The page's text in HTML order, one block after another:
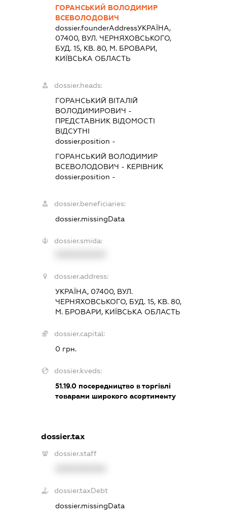
ГОРАНСЬКИЙ ВОЛОДИМИР
ВСЕВОЛОДОВИЧ
dossier.founderAddressУКРАЇНА,
07400, ВУЛ. ЧЕРНЯХОВСЬКОГО,
БУД. 15, КВ. 80, М. БРОВАРИ,
КИЇВСЬКА ОБЛАСТЬ
dossier.heads:
ГОРАНСЬКИЙ ВІТАЛІЙ
ВОЛОДИМИРОВИЧ -
ПРЕДСТАВНИК ВІДОМОСТІ
ВІДСУТНІ
dossier.position -
ГОРАНСЬКИЙ ВОЛОДИМИР
ВСЕВОЛОДОВИЧ - КЕРІВНИК
dossier.position -
dossier.beneficiaries:
dossier.missingData
dossier.smida:
dossier.address:
УКРАЇНА, 07400, ВУЛ.
ЧЕРНЯХОВСЬКОГО, БУД. 15, КВ. 80,
М. БРОВАРИ, КИЇВСЬКА ОБЛАСТЬ
dossier.capital:
0 грн.
dossier.kveds:
51.19.0посередництво в торгівлі
товарами широкого асортименту
dossier.tax
dossier.staff
dossier.taxDebt
dossier.missingData